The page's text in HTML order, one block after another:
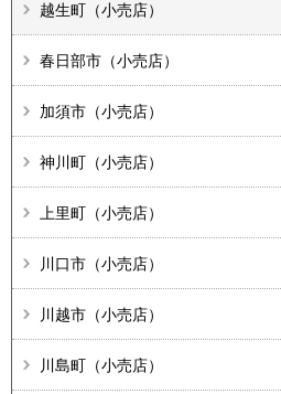
越生町（小売店）
春日部市（小売店）
加須市（小売店）
神川町（小売店）
上里町（小売店）
川口市（小売店）
川越市（小売店）
川島町（小売店）